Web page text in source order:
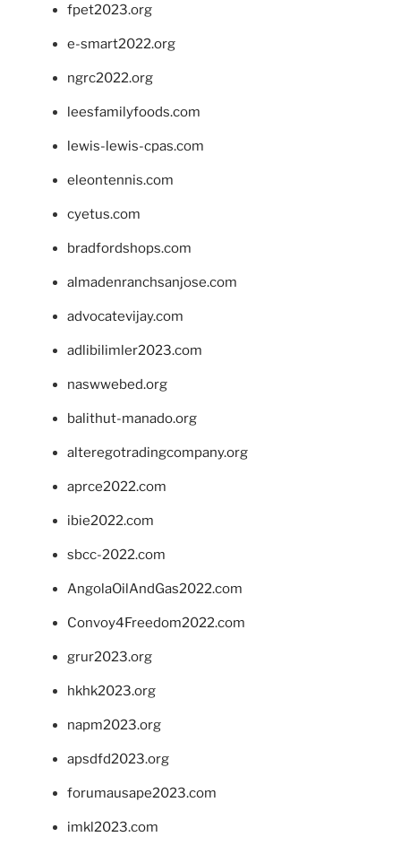
fpet2023.org
e-smart2022.org
ngrc2022.org
leesfamilyfoods.com
lewis-lewis-cpas.com
eleontennis.com
cyetus.com
bradfordshops.com
almadenranchsanjose.com
advocatevijay.com
adlibilimler2023.com
naswwebed.org
balithut-manado.org
alteregotradingcompany.org
aprce2022.com
ibie2022.com
sbcc-2022.com
AngolaOilAndGas2022.com
Convoy4Freedom2022.com
grur2023.org
hkhk2023.org
napm2023.org
apsdfd2023.org
forumausape2023.com
imkl2023.com